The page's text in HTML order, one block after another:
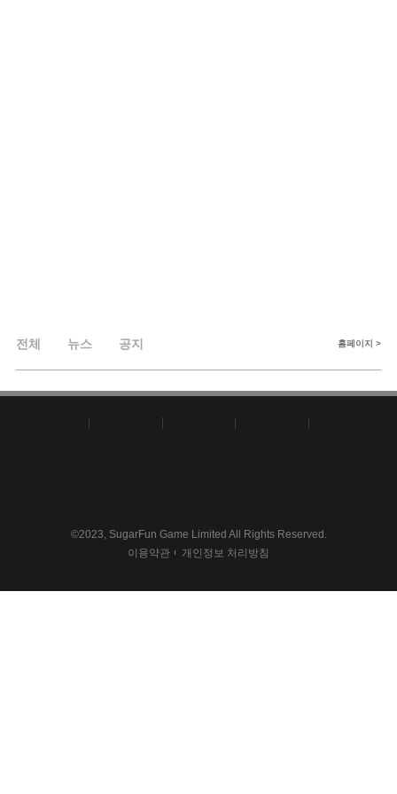
전체 뉴스 공지 홈페이지 >
©2023, SugarFun Game Limited All Rights Reserved.
이용약관
개인정보 처리방침